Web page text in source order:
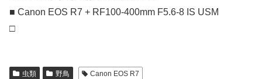
■ Canon EOS R7 + RF100-400mm F5.6-8 IS USM
□
虫類 野鳥
Canon EOS R7